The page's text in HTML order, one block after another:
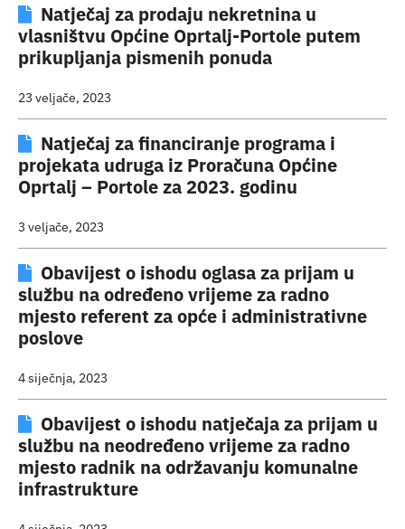
Natječaj za prodaju nekretnina u
vlasništvu Općine Oprtalj-Portole putem
prikupljanja pismenih ponuda
23 veljače, 2023
Natječaj za financiranje programa i
projekata udruga iz Proračuna Općine
Oprtalj – Portole za 2023. godinu
3 veljače, 2023
Obavijest o ishodu oglasa za prijam u
službu na određeno vrijeme za radno
mjesto referent za opće i administrativne
poslove
4 siječnja, 2023
Obavijest o ishodu natječaja za prijam u
službu na neodređeno vrijeme za radno
mjesto radnik na održavanju komunalne
infrastrukture